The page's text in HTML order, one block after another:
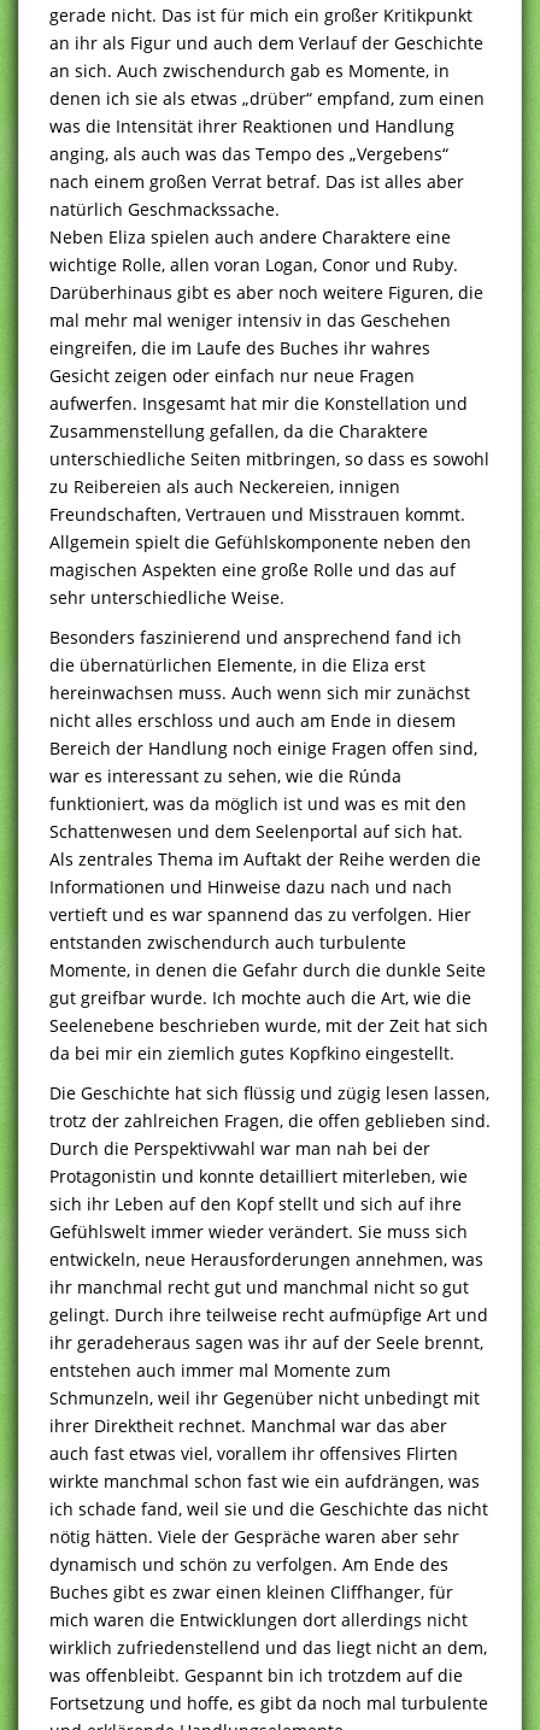
gerade nicht. Das ist für mich ein großer Kritikpunkt
an ihr als Figur und auch dem Verlauf der Geschichte
an sich. Auch zwischendurch gab es Momente, in
denen ich sie als etwas „drüber“ empfand, zum einen
was die Intensität ihrer Reaktionen und Handlung
anging, als auch was das Tempo des „Vergebens“
nach einem großen Verrat betraf. Das ist alles aber
natürlich Geschmackssache.
Neben Eliza spielen auch andere Charaktere eine
wichtige Rolle, allen voran Logan, Conor und Ruby.
Darüberhinaus gibt es aber noch weitere Figuren, die
mal mehr mal weniger intensiv in das Geschehen
eingreifen, die im Laufe des Buches ihr wahres
Gesicht zeigen oder einfach nur neue Fragen
aufwerfen. Insgesamt hat mir die Konstellation und
Zusammenstellung gefallen, da die Charaktere
unterschiedliche Seiten mitbringen, so dass es sowohl
zu Reibereien als auch Neckereien, innigen
Freundschaften, Vertrauen und Misstrauen kommt.
Allgemein spielt die Gefühlskomponente neben den
magischen Aspekten eine große Rolle und das auf
sehr unterschiedliche Weise.
Besonders faszinierend und ansprechend fand ich
die übernatürlichen Elemente, in die Eliza erst
hereinwachsen muss. Auch wenn sich mir zunächst
nicht alles erschloss und auch am Ende in diesem
Bereich der Handlung noch einige Fragen offen sind,
war es interessant zu sehen, wie die Rúnda
funktioniert, was da möglich ist und was es mit den
Schattenwesen und dem Seelenportal auf sich hat.
Als zentrales Thema im Auftakt der Reihe werden die
Informationen und Hinweise dazu nach und nach
vertieft und es war spannend das zu verfolgen. Hier
entstanden zwischendurch auch turbulente
Momente, in denen die Gefahr durch die dunkle Seite
gut greifbar wurde. Ich mochte auch die Art, wie die
Seelenebene beschrieben wurde, mit der Zeit hat sich
da bei mir ein ziemlich gutes Kopfkino eingestellt.
Die Geschichte hat sich flüssig und zügig lesen lassen,
trotz der zahlreichen Fragen, die offen geblieben sind.
Durch die Perspektivwahl war man nah bei der
Protagonistin und konnte detailliert miterleben, wie
sich ihr Leben auf den Kopf stellt und sich auf ihre
Gefühlswelt immer wieder verändert. Sie muss sich
entwickeln, neue Herausforderungen annehmen, was
ihr manchmal recht gut und manchmal nicht so gut
gelingt. Durch ihre teilweise recht aufmüpfige Art und
ihr geradeheraus sagen was ihr auf der Seele brennt,
entstehen auch immer mal Momente zum
Schmunzeln, weil ihr Gegenüber nicht unbedingt mit
ihrer Direktheit rechnet. Manchmal war das aber
auch fast etwas viel, vorallem ihr offensives Flirten
wirkte manchmal schon fast wie ein aufdrängen, was
ich schade fand, weil sie und die Geschichte das nicht
nötig hätten. Viele der Gespräche waren aber sehr
dynamisch und schön zu verfolgen. Am Ende des
Buches gibt es zwar einen kleinen Cliffhanger, für
mich waren die Entwicklungen dort allerdings nicht
wirklich zufriedenstellend und das liegt nicht an dem,
was offenbleibt. Gespannt bin ich trotzdem auf die
Fortsetzung und hoffe, es gibt da noch mal turbulente